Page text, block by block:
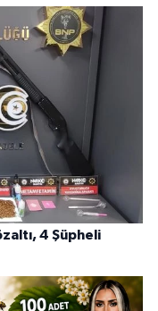
4 Şüpheli